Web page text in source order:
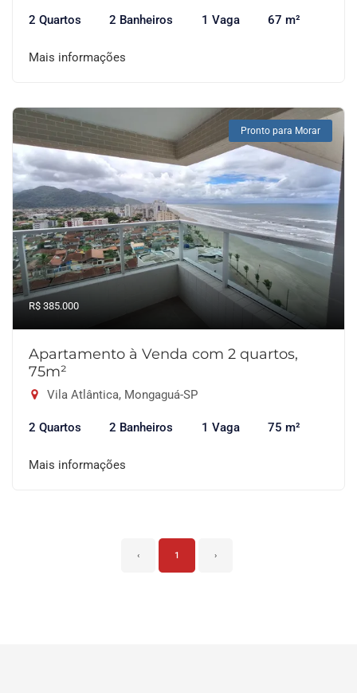
2 Quartos 2 Banheiros 1 Vaga 67 m²
Mais informações
Pronto para Morar
R$ 385.000
Apartamento à Venda com 2 quartos,
75m²
Vila Atlântica, Mongaguá-SP
2 Quartos 2 Banheiros 1 Vaga 75 m²
Mais informações
‹ 1 ›